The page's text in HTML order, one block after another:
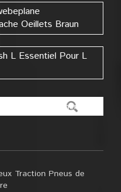
Oeillets Braun
L Essentiel Pour L
Traction Pneus de